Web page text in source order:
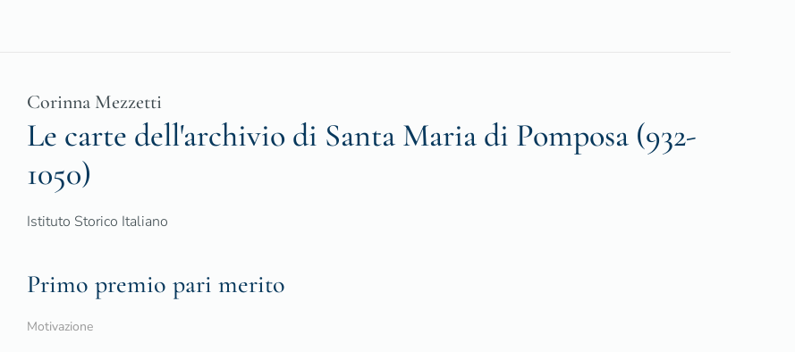
Corinna Mezzetti
Le carte dell'archivio di Santa Maria di Pomposa (932-
1050)
Istituto Storico Italiano
Primo premio pari merito
Motivazione